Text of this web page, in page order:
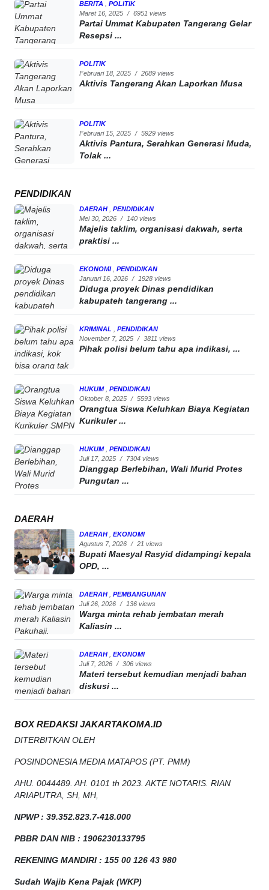
BERITA
POLITIK
Maret 16, 2025 / 6951 views
Partai Ummat Kabupaten Tangerang Gelar
Resepsi ...
POLITIK
Februari 18, 2025 / 2689 views
Aktivis Tangerang Akan Laporkan Musa
POLITIK
Februari 15, 2025 / 5929 views
Aktivis Pantura, Serahkan Generasi Muda,
Tolak ...
PENDIDIKAN
DAERAH
PENDIDIKAN
Mei 30, 2026 / 140 views
Majelis taklim, organisasi dakwah, serta
praktisi ...
EKONOMI
PENDIDIKAN
Januari 16, 2026 / 1928 views
Diduga proyek Dinas pendidikan
kabupateh tangerang ...
KRIMINAL
PENDIDIKAN
November 7, 2025 / 3811 views
Pihak polisi belum tahu apa indikasi, ...
HUKUM
PENDIDIKAN
Oktober 8, 2025 / 5593 views
Orangtua Siswa Keluhkan Biaya Kegiatan
Kurikuler ...
HUKUM
PENDIDIKAN
Juli 17, 2025 / 7304 views
Dianggap Berlebihan, Wali Murid Protes
Pungutan ...
DAERAH
DAERAH
EKONOMI
Agustus 7, 2026 / 21 views
Bupati Maesyal Rasyid didampingi kepala
OPD, ...
DAERAH
PEMBANGUNAN
Juli 26, 2026 / 136 views
Warga minta rehab jembatan merah
Kaliasin ...
DAERAH
EKONOMI
Juli 7, 2026 / 306 views
Materi tersebut kemudian menjadi bahan
diskusi ...
BOX REDAKSI JAKARTAKOMA.ID
DITERBITKAN OLEH
POSINDONESIA MEDIA MATAPOS (PT. PMM)
AHU. 0044489. AH. 0101 th 2023. AKTE NOTARIS. RIAN
ARIAPUTRA, SH, MH,
NPWP: 39.352.823.7-418.000
PBBR DAN NIB : 1906230133795
REKENING MANDIRI : 155 00 126 43 980
Sudah Wajib Kena Pajak (WKP)